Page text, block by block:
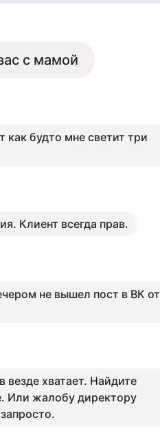
с мамой
как будто мне светит три
Клиент всегда прав.
не вышел пост в ВК от
везде хватает. Найдите
Или жалобу директору